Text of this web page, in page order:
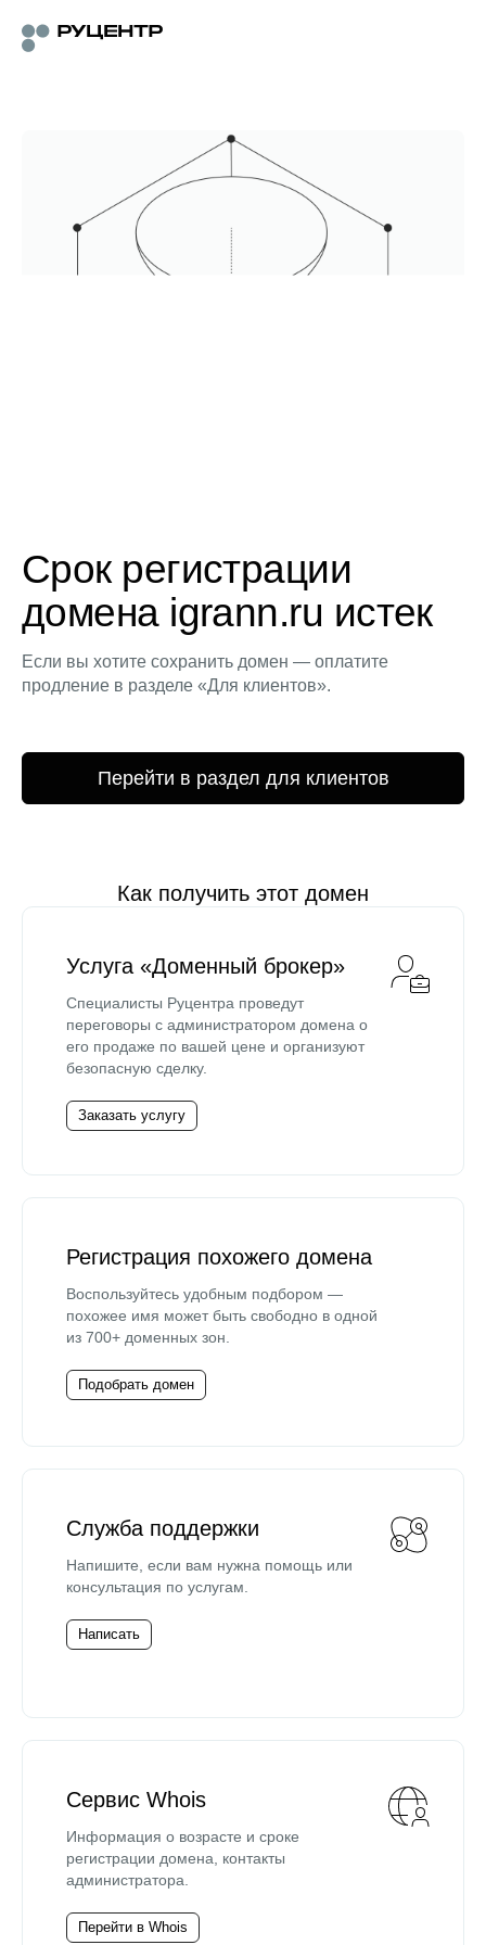
Срок регистрации
домена igrann.ru истек
Если вы хотите сохранить домен — оплатите
продление в разделе «Для клиентов».
Перейти в раздел для клиентов
Как получить этот домен
Услуга «Доменный брокер»
Специалисты Руцентра проведут
переговоры с администратором домена о
его продаже по вашей цене и организуют
безопасную сделку.
Заказать услугу
Регистрация похожего домена
Воспользуйтесь удобным подбором —
похожее имя может быть свободно в одной
из 700+ доменных зон.
Подобрать домен
Служба поддержки
Напишите, если вам нужна помощь или
консультация по услугам.
Написать
Сервис Whois
Информация о возрасте и сроке
регистрации домена, контакты
администратора.
Перейти в Whois